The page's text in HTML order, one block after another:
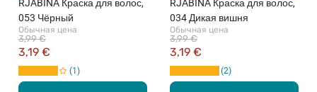
RJABINA Краска для волос,
053 Чёрный
Обычная цена
3,19 €
3,99 €
1
RJABINA Краска для волос,
034 Дикая вишня
Обычная цена
3,19 €
3,99 €
2